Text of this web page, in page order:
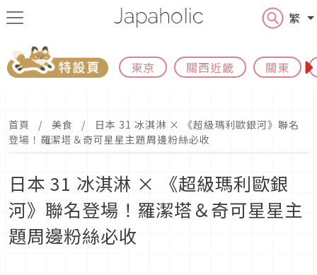
繁
東京 關西近畿 關東
首頁 美食
日本 31 冰淇淋 × 《超級瑪利歐銀河》聯名
登場！羅潔塔＆奇可星星主題周邊粉絲必收
日本 31 冰淇淋 × 《超級瑪利歐銀
河》聯名登場！羅潔塔＆奇可星星主
題周邊粉絲必收